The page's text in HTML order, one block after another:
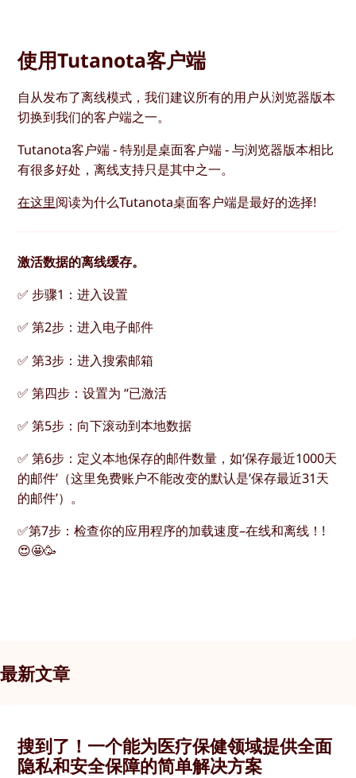
使用Tutanota客户端
自从发布了离线模式，我们建议所有的用户从浏览器版本
切换到我们的客户端之一。
Tutanota客户端 - 特别是桌面客户端 - 与浏览器版本相比
有很多好处，离线支持只是其中之一。
在这里阅读为什么Tutanota桌面客户端是最好的选择!
激活数据的离线缓存。
✅ 步骤1：进入设置
✅ 第2步：进入电子邮件
✅ 第3步：进入搜索邮箱
✅ 第四步：设置为 “已激活
✅ 第5步：向下滚动到本地数据
✅ 第6步：定义本地保存的邮件数量，如’保存最近1000天
的邮件’（这里免费账户不能改变的默认是’保存最近31天
的邮件’）。
✅第7步：检查你的应用程序的加载速度–在线和离线！!
😍🤩🥳
最新文章
搜到了！一个能为医疗保健领域提供全面
隐私和安全保障的简单解决方案